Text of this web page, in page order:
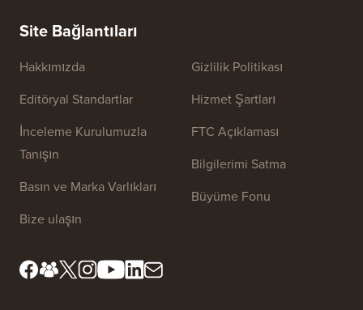
Site Bağlantıları
Hakkımızda
Editöryal Standartlar
İnceleme Kurulumuzla
Tanışın
Basın ve Marka Varlıkları
Bize ulaşın
Gizlilik Politikası
Hizmet Şartları
FTC Açıklaması
Bilgilerimi Satma
Büyüme Fonu